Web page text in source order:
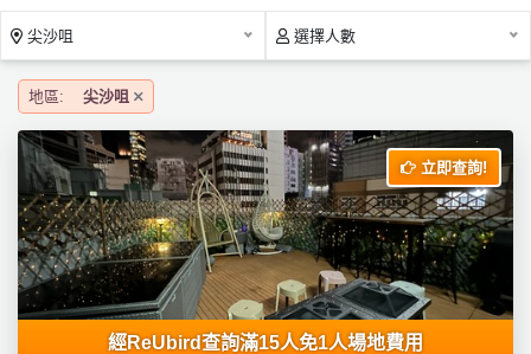
服
及
產
品
分
類
尖沙咀 選擇人數
地區: 尖沙咀
立即查詢!
經ReUbird查詢滿15人免1人場地費用